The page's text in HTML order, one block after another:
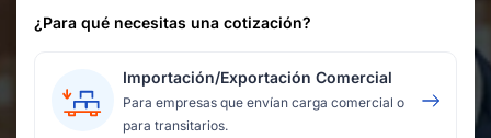
¿Para qué necesitas una cotización?
Importación/Exportación Comercial
Para empresas que envían carga comercial o
para transitarios.